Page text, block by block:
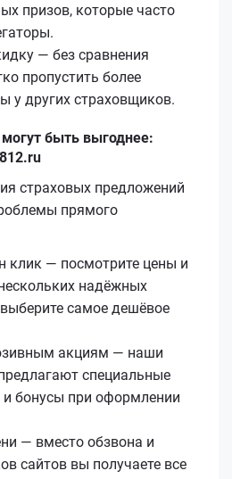
призов, которые часто
— без сравнения
пропустить более
у других страховщиков.
быть выгоднее:
страховых предложений
прямого
клик — посмотрите цены и
надёжных
самое дешёвое
акциям — наши
специальные
бонусы при оформлении
— вместо обзвона и
сайтов вы получаете все